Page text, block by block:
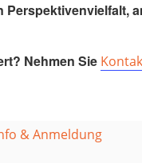
Perspektivenvielfalt,
Nehmen Sie
& Anmeldung